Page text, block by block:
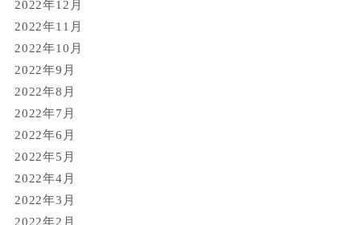
2022年12月
2022年11月
2022年10月
2022年9月
2022年8月
2022年7月
2022年6月
2022年5月
2022年4月
2022年3月
2022年2月